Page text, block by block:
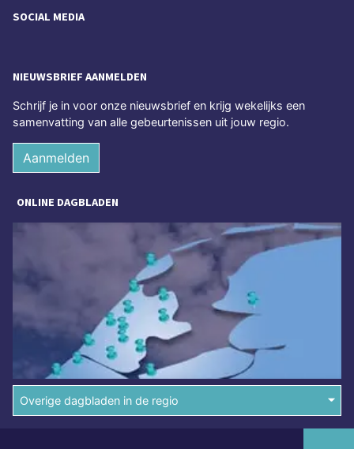
SOCIAL MEDIA
NIEUWSBRIEF AANMELDEN
Schrijf je in voor onze nieuwsbrief en krijg wekelijks een
samenvatting van alle gebeurtenissen uit jouw regio.
Aanmelden
ONLINE DAGBLADEN
Overige dagbladen in de regio